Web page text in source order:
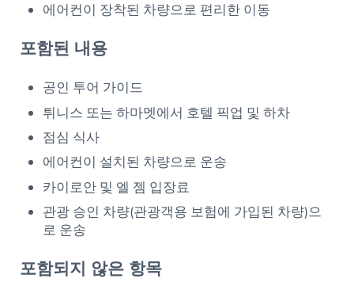
에어컨이 장착된 차량으로 편리한 이동
포함된 내용
공인 투어 가이드
튀니스 또는 하마멧에서 호텔 픽업 및 하차
점심 식사
에어컨이 설치된 차량으로 운송
카이로안 및 엘 젬 입장료
관광 승인 차량(관광객용 보험에 가입된 차량)으
로 운송
포함되지 않은 항목